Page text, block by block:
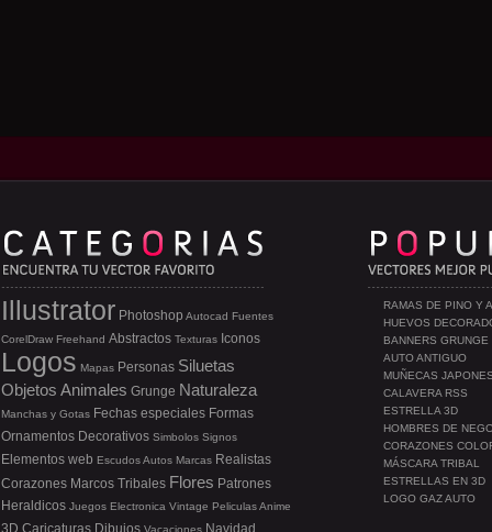
RAMAS DE PINO Y
HUEVOS
BANNERS GRUNGE
AUTO ANTIGUO
MUÑECAS
CALAVERA RSS
ESTRELLA 3D
HOMBRES DE
CORAZONES
MÁSCARA TRIBAL
ESTRELLAS EN 3D
LOGO GAZ AUTO
Illustrator Photoshop Autocad Fuentes
CorelDraw Freehand Abstractos Texturas Iconos
Logos Mapas Personas Siluetas
Objetos Animales Grunge Naturaleza
Manchas y Gotas Fechas especiales Formas
Ornamentos Decorativos Simbolos Signos
Elementos web EscudosAutos Marcas Realistas
Corazones Marcos Tribales Flores Patrones
Heraldicos Juegos Electronica Vintage PeliculasAnime
3D Caricaturas Dibujos Vacaciones Navidad